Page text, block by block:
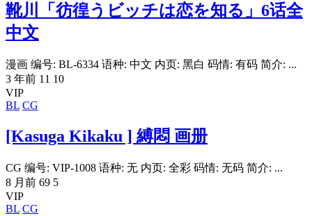
靴川「彷徨うビッチは恋を知る」6话全
中文
漫画 编号: BL-6334 语种: 中文 内页: 黑白 码情: 有码 简介: ...
3 年前 11 10
VIP
BL CG
[Kasuga Kikaku ] 縛悶 画册
CG 编号: VIP-1008 语种: 无 内页: 全彩 码情: 无码 简介: ...
8 月前 69 5
VIP
BL CG